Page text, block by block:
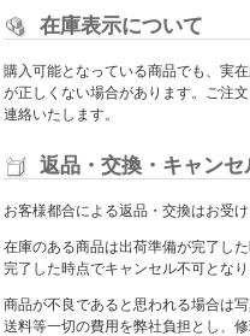
在庫表示について
購入可能となっている商品でも、実
が正しくない場合があります。ご注
連絡いたします。
返品・交換・キャンセ
お客様都合による返品・交換はお受け
在庫のある商品は出荷準備が完了し
完了した時点でキャンセル不可となり
商品が不良であると思われる場合は
送料等一切の費用を弊社負担とし、